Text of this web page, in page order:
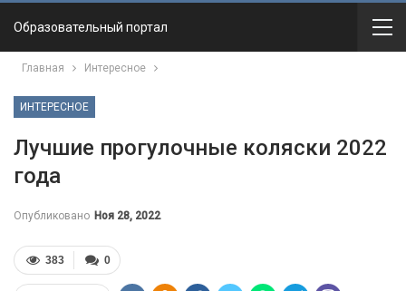
Образовательный портал
Главная Интересное
ИНТЕРЕСНОЕ
Лучшие прогулочные коляски 2022
года
Опубликовано Ноя 28, 2022
0
383